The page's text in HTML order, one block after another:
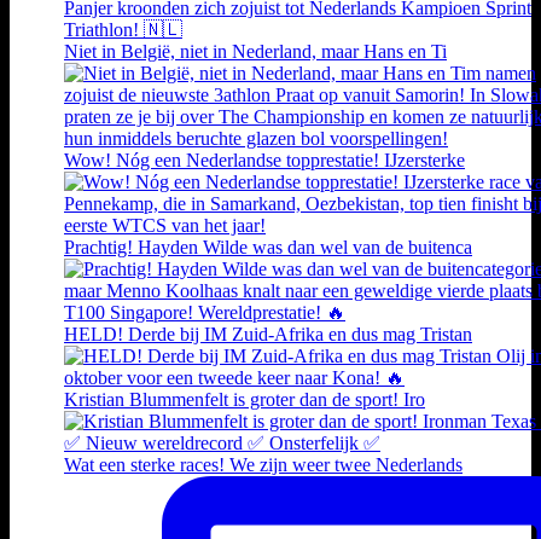
Niet in België, niet in Nederland, maar Hans en Ti
Wow! Nóg een Nederlandse topprestatie! IJzersterke
Prachtig! Hayden Wilde was dan wel van de buitenca
HELD! Derde bij IM Zuid-Afrika en dus mag Tristan
Kristian Blummenfelt is groter dan de sport! Iro
Wat een sterke races! We zijn weer twee Nederlands